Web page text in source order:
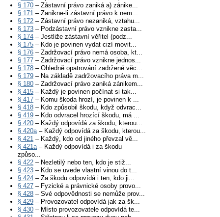
§ 170 – Zástavní právo zaniká a) zánike...
§ 171 – Zanikne-li zástavní právo k nem...
§ 172 – Zástavní právo nezaniká, vztahu...
§ 173 – Podzástavní právo vznikne zasta...
§ 174 – Jestliže zástavní věřitel (podz...
§ 175 – Kdo je povinen vydat cizí movit...
§ 176 – Zadržovací právo nemá osoba, kt...
§ 177 – Zadržovací právo vznikne jednos...
§ 178 – Ohledně opatrování zadržené věc...
§ 179 – Na základě zadržovacího práva m...
§ 180 – Zadržovací právo zaniká zánikem...
§ 415 – Každý je povinen počínat si tak...
§ 417 – Komu škoda hrozí, je povinen k ...
§ 418 – Kdo způsobil škodu, když odvrac...
§ 419 – Kdo odvracel hrozící škodu, má ...
§ 420 – Každý odpovídá za škodu, kterou...
§ 420a– Každý odpovídá za škodu, kterou...
§ 421 – Každý, kdo od jiného převzal vě...
§ 421a– Každý odpovídá i za škodu
způso...
§ 422 – Nezletilý nebo ten, kdo je stiž...
§ 423 – Kdo se uvede vlastní vinou do t...
§ 424 – Za škodu odpovídá i ten, kdo ji...
§ 427 – Fyzické a právnické osoby provo...
§ 428 – Své odpovědnosti se nemůže prov...
§ 429 – Provozovatel odpovídá jak za šk...
§ 430 – Místo provozovatele odpovídá te...